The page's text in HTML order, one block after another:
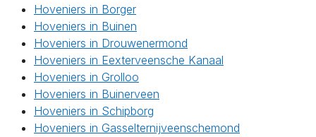
Hoveniers in Borger
Hoveniers in Buinen
Hoveniers in Drouwenermond
Hoveniers in Eexterveensche Kanaal
Hoveniers in Grolloo
Hoveniers in Buinerveen
Hoveniers in Schipborg
Hoveniers in Gasselternijveenschemond